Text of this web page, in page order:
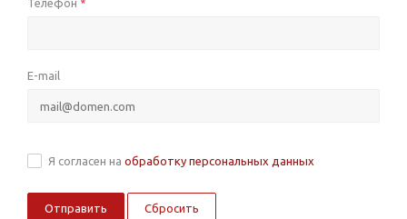
Телефон *
E-mail
Я согласен на обработку персональных данных
Сбросить